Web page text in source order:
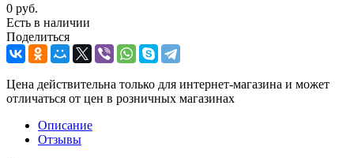
0 руб.
Есть в наличии
Поделиться
Цена действительна только для интернет-магазина и может
отличаться от цен в розничных магазинах
Описание
Отзывы